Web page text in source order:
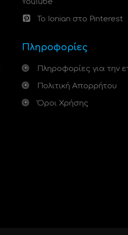
YouTube
Το Ionian στο Pinterest
Πληροφορίες
Πληροφορίες για την
Πολιτική Απορρήτου
Όροι Χρήσης